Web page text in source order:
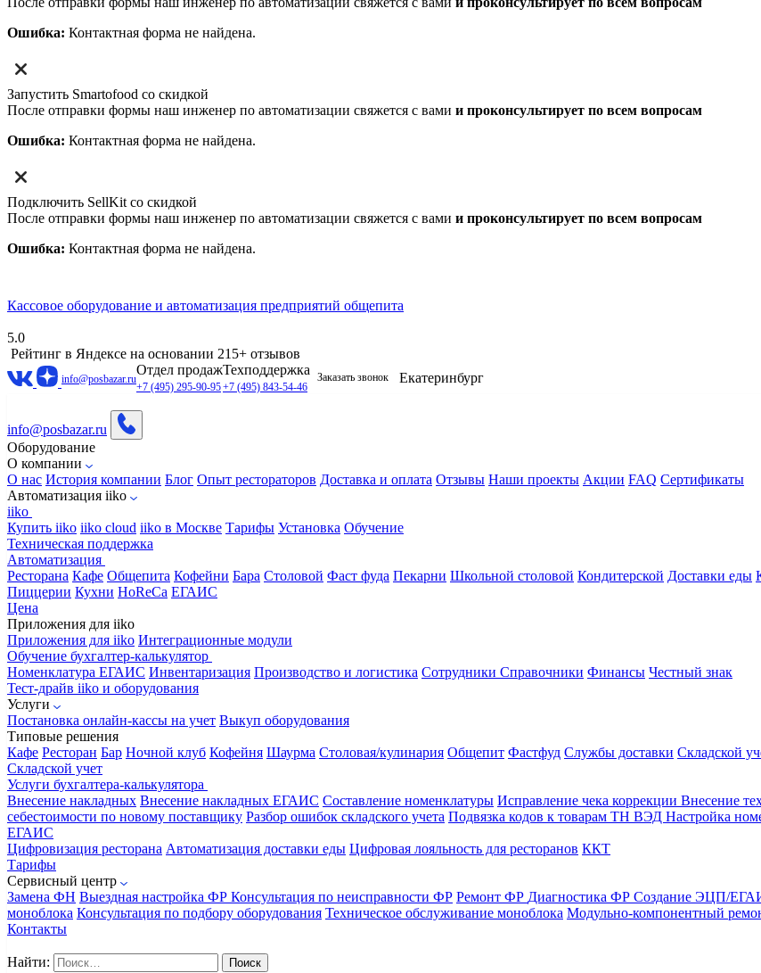
Ошибка: Контактная форма не найдена.
Запустить Smartofood со скидкой
После отправки формы наш инженер по автоматизации свяжется с вами и проконсультирует по всем вопросам
Ошибка: Контактная форма не найдена.
Подключить SellKit со скидкой
После отправки формы наш инженер по автоматизации свяжется с вами и проконсультирует по всем вопросам
Ошибка: Контактная форма не найдена.
Кассовое оборудование и автоматизация предприятий общепита
5.0
Рейтинг в Яндексе на основании 215+ отзывов
info@posbazar.ru
Отдел продаж
+7 (495) 295-90-95
Техподдержка
+7 (495) 843-54-46
Заказать звонок Екатеринбург
info@posbazar.ru
Оборудование
О компании
О нас История компании Блог Опыт рестораторов Доставка и оплата Отзывы Наши проекты Акции FAQ Сертификаты
Автоматизация iiko
iiko
Купить iiko iiko cloud iiko в Москве Тарифы Установка Обучение
Техническая поддержка
Автоматизация
Ресторана Кафе Общепита Кофейни Бара Столовой Фаст фуда Пекарни Школьной столовой Кондитерской Доставки еды
Пиццерии Кухни HoReCa ЕГАИС
Цена
Приложения для iiko
Приложения для iiko Интеграционные модули
Обучение бухгалтер-калькулятор
Номенклатура ЕГАИС Инвентаризация Производство и логистика Сотрудники Справочники Финансы Честный знак
Тест-драйв iiko и оборудования
Услуги
Постановка онлайн-кассы на учет Выкуп оборудования
Типовые решения
Кафе Ресторан Бар Ночной клуб Кофейня Шаурма Столовая/кулинария Общепит Фастфуд Службы доставки Складской
Складской учет
Услуги бухгалтера-калькулятора
Внесение накладных Внесение накладных ЕГАИС Составление номенклатуры Исправление чека коррекции Внесение
себестоимости по новому поставщику Разбор ошибок складского учета Подвязка кодов к товарам ТН ВЭД Настройка
ЕГАИС
Цифровизация ресторана Автоматизация доставки еды Цифровая лояльность для ресторанов ККТ
Тарифы
Сервисный центр
Замена ФН Выездная настройка ФР Консультация по неисправности ФР Ремонт ФР Диагностика ФР Создание ЭЦП/
моноблока Консультация по подбору оборудования Техническое обслуживание моноблока Модульно-компонентный
Контакты
Найти: